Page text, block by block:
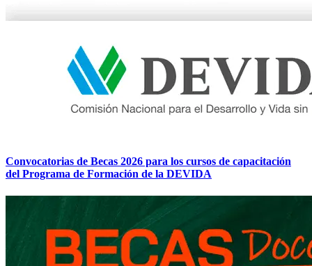
Convocatorias de Becas 2026 para los cursos de capacitación
del Programa de Formación de la DEVIDA